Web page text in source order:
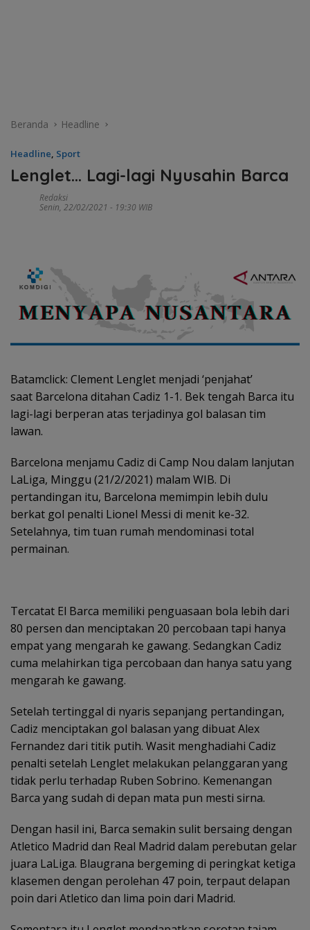
Beranda Headline
Headline, Sport
Lenglet… Lagi-lagi Nyusahin Barca
Redaksi
Senin, 22/02/2021 - 19:30 WIB
Batamclick: Clement Lenglet menjadi ‘penjahat’
saat Barcelona ditahan Cadiz 1-1. Bek tengah Barca itu
lagi-lagi berperan atas terjadinya gol balasan tim
lawan.
Barcelona menjamu Cadiz di Camp Nou dalam lanjutan
LaLiga, Minggu (21/2/2021) malam WIB. Di
pertandingan itu, Barcelona memimpin lebih dulu
berkat gol penalti Lionel Messi di menit ke-32.
Setelahnya, tim tuan rumah mendominasi total
permainan.
Tercatat El Barca memiliki penguasaan bola lebih dari
80 persen dan menciptakan 20 percobaan tapi hanya
empat yang mengarah ke gawang. Sedangkan Cadiz
cuma melahirkan tiga percobaan dan hanya satu yang
mengarah ke gawang.
Setelah tertinggal di nyaris sepanjang pertandingan,
Cadiz menciptakan gol balasan yang dibuat Alex
Fernandez dari titik putih. Wasit menghadiahi Cadiz
penalti setelah Lenglet melakukan pelanggaran yang
tidak perlu terhadap Ruben Sobrino. Kemenangan
Barca yang sudah di depan mata pun mesti sirna.
Dengan hasil ini, Barca semakin sulit bersaing dengan
Atletico Madrid dan Real Madrid dalam perebutan gelar
juara LaLiga. Blaugrana bergeming di peringkat ketiga
klasemen dengan perolehan 47 poin, terpaut delapan
poin dari Atletico dan lima poin dari Madrid.